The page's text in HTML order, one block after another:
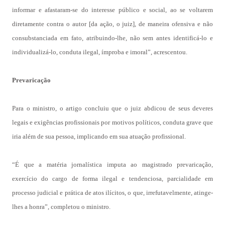
informar e afastaram-se do interesse público e social, ao se voltarem
diretamente contra o autor [da ação, o juiz], de maneira ofensiva e não
consubstanciada em fato, atribuindo-lhe, não sem antes identificá-lo e
individualizá-lo, conduta ilegal, ímproba e imoral”, acrescentou.
Prevaricação
Para o ministro, o artigo concluiu que o juiz abdicou de seus deveres
legais e exigências profissionais por motivos políticos, conduta grave que
iria além de sua pessoa, implicando em sua atuação profissional.
“É que a matéria jornalística imputa ao magistrado prevaricação,
exercício do cargo de forma ilegal e tendenciosa, parcialidade em
processo judicial e prática de atos ilícitos, o que, irrefutavelmente, atinge-
lhes a honra”, completou o ministro.